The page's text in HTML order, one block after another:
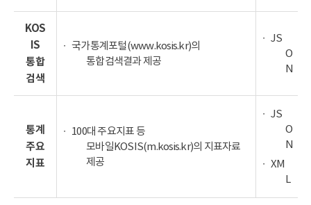
KOS
IS
통합
검색
국가통계포털(www.kosis.kr)의
통합검색결과 제공
JS
O
N
통계
주요
지표
100대 주요지표 등
모바일KOSIS(m.kosis.kr)의 지표자료
제공
JS
O
N
XM
L